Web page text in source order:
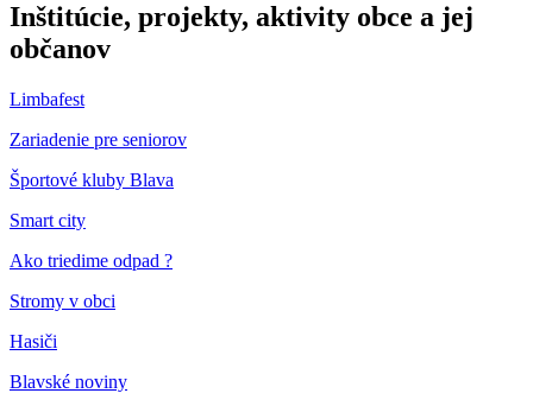
Inštitúcie, projekty, aktivity obce a jej
občanov
Limbafest
Zariadenie pre seniorov
Športové kluby Blava
Smart city
Ako triedime odpad ?
Stromy v obci
Hasiči
Blavské noviny